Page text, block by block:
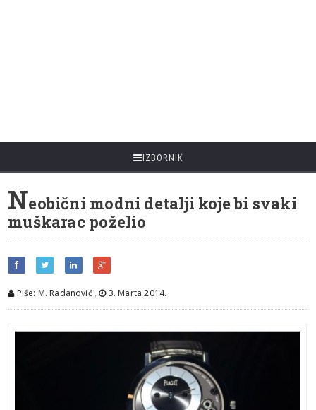
IZBORNIK
Neobični modni detalji koje bi svaki
muškarac poželio
Piše: M. Radanović , 3. Marta 2014.